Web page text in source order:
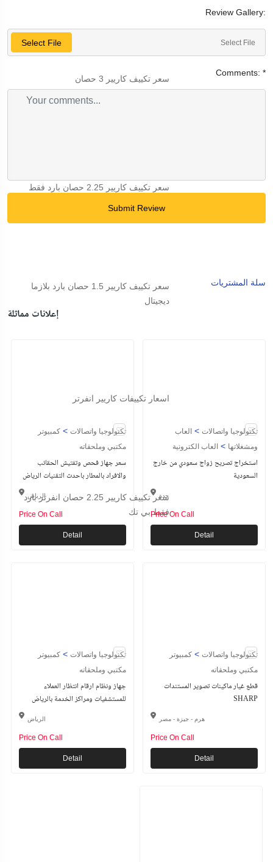
سعر تكييف كاريير 3 حصان
سعر تكييف كاريير 2.25 حصان بارد فقط
سعر تكييف كاريير
1.5 حصان بارد بلازما
ديجيتال
اسعار تكييفات كاريير انفرتر
سعرتكييف كاريير
2.25 حصان انفرتر بارد
فقط بي تك
Review Gallery:
Select File Select File
Comments: *
Submit Review
سلة المشتريات
إعلانات مماثلة
تكنولوجيا واتصالات > كمبيوتر
مكتبي وملحقاته
سعر جهاز فحص وتفتيش الحقائب
والافراد بالمطار باحدث التقنيات الرياض
الرياض
Price On Call
Detail
تكنولوجيا واتصالات > العاب
ومشغلاتها > العاب الكترونية
استخراج تصريح زواج سعودي من خارج
السعودية
جدة
Price On Call
Detail
تكنولوجيا واتصالات > كمبيوتر
مكتبي وملحقاته
جهاز ونظام ارقام انتظار العملاء
للمستشفيات ومراكز الخدمة بالرياض
الرياض
Price On Call
Detail
تكنولوجيا واتصالات > كمبيوتر
مكتبي وملحقاته
قطع غيار ماكينات تصوير المستندات
SHARP
هرم - جيزة - مصر
Price On Call
Detail